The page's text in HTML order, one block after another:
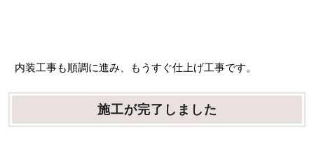
内装工事も順調に進み、もうすぐ仕上げ工事です。
施工が完了しました